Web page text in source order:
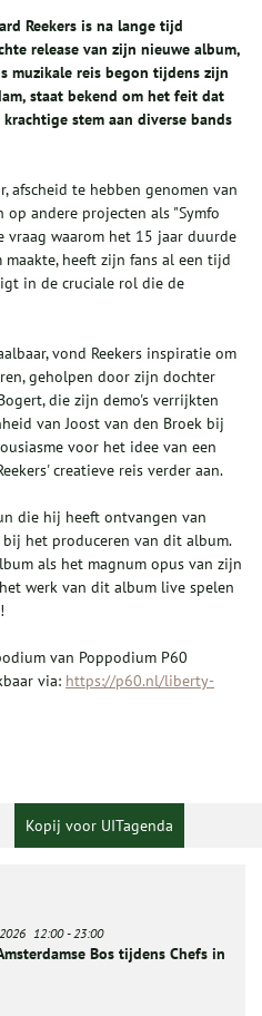
Reekers is na lange tijd
release van zijn nieuwe album,
muzikale reis begon tijdens zijn
staat bekend om het feit dat
stem aan diverse bands
afscheid te hebben genomen van
andere projecten als "Symfo
vraag waarom het 15 jaar duurde
maakte, heeft zijn fans al een tijd
in de cruciale rol die de
vond Reekers inspiratie om
geholpen door zijn dochter
die zijn demo's verrijkten
van Joost van den Broek bij
voor het idee van een
creatieve reis verder aan.
die hij heeft ontvangen van
het produceren van dit album.
als het magnum opus van zijn
werk van dit album live spelen
van Poppodium P60
via: https://p60.nl/liberty-
Kopij voor UITagenda
12:00-23:00
Bos tijdens Chefs in